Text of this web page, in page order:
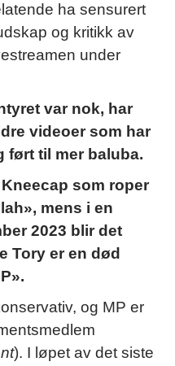
ha sensurert
og kritikk av
under
var nok, har
videoer som har
ført til mer baluba.
som roper
mens i en
2023 blir det
Tory er en død
og MP er
). I løpet av det siste